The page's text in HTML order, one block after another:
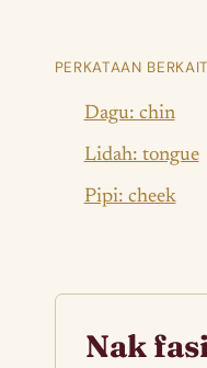
PERKATAAN
Dagu: chin
Lidah: tongue
Pipi: cheek
Nak